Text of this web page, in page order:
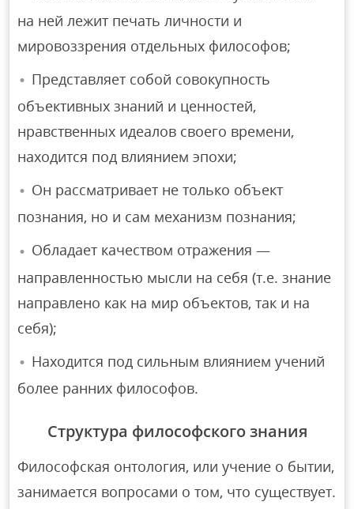
на ней лежит печать личности и
мировоззрения отдельных философов;
Представляет собой совокупность
объективных знаний и ценностей,
нравственных идеалов своего времени,
находится под влиянием эпохи;
Он рассматривает не только объект
познания, но и сам механизм познания;
Обладает качеством отражения —
направленностью мысли на себя (т.е. знание
направлено как на мир объектов, так и на
себя);
Находится под сильным влиянием учений
более ранних философов.
Структура философского знания
Философская онтология, или учение о бытии,
занимается вопросами о том, что существует.